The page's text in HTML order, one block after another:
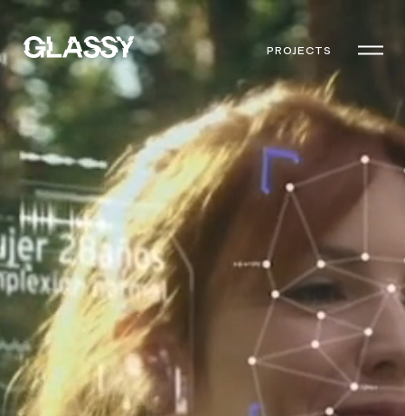
PROJECTS